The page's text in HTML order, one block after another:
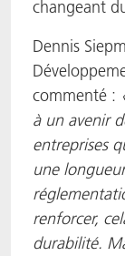
changeant
Dennis
commenté :
à un avenir
entreprises
une
renforcer,
durabilité.